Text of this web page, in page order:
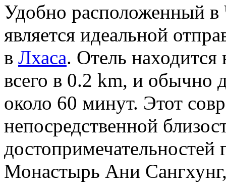
Удобно расположенный в
является идеальной
в Лхаса. Отель находится
всего в 0.2 km, и обычно
около 60 минут. Этот
непосредственной
достопримечательностей
Монастырь Ани